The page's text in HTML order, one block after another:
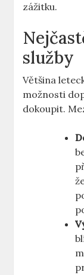
zážitku.
služby
Většina
možnosti
dokoupit.